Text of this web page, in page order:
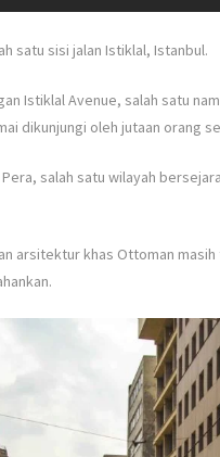
satu sisi jalan Istiklal, Istanbul.
IstiklalAvenue, salah satu
dikunjungi oleh jutaan orang
salah satu wilayah
arsitektur khas Ottoman